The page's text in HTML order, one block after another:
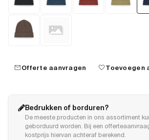
mailOfferte aanvragen favoriteToevoegen
Bedrukken of borduren?
De meeste producten in ons assortiment
geborduurd worden. Bij een
kostprijs hiervan achteraf berekend.